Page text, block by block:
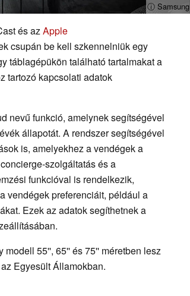
ⓘ Samsung
és azApple
csupán be kell szkennelniük egy
táblagépükön található tartalmakat a
tartozó kapcsolati adatok
nevű funkció, amelynek segítségével
állapotát. A rendszer segítségével
is, amelyekhez a vendégek a
szolgáltatás és a
funkcióval is rendelkezik,
vendégek preferenciáit, például a
Ezek az adatok segíthetnek a
55'', 65'' és 75'' méretben lesz
Egyesült Államokban.